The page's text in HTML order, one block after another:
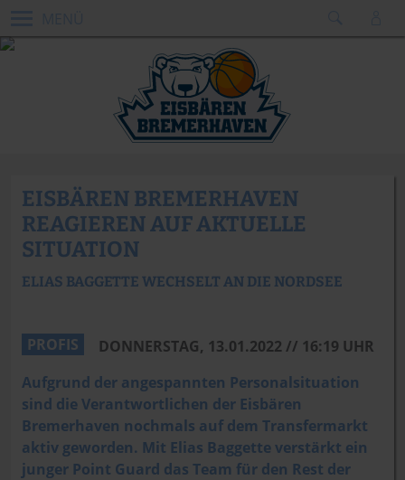
EISBÄREN BREMERHAVEN
REAGIEREN AUF AKTUELLE
SITUATION
ELIAS BAGGETTE WECHSELT AN DIE NORDSEE
PROFIS
DONNERSTAG, 13.01.2022 // 16:19 UHR
Aufgrund der angespannten Personalsituation
sind die Verantwortlichen der Eisbären
Bremerhaven nochmals auf dem Transfermarkt
aktiv geworden. Mit Elias Baggette verstärkt ein
junger Point Guard das Team für den Rest der